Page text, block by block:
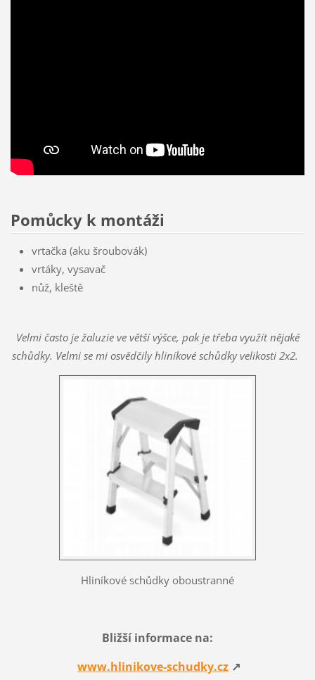
Pomůcky k montáži
vrtačka (aku šroubovák)
vrtáky, vysavač
nůž, kleště
Velmi často je žaluzie ve větší výšce, pak je třeba využít nějaké
schůdky. Velmi se mi osvědčily hliníkové schůdky velikosti 2x2.
Hliníkové schůdky oboustranné
Bližší informace na:
www.hlinikove-schudky.cz ↗